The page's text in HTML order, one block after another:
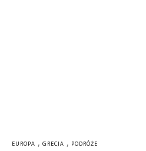
EUROPA , GRECJA , PODRÓŻE